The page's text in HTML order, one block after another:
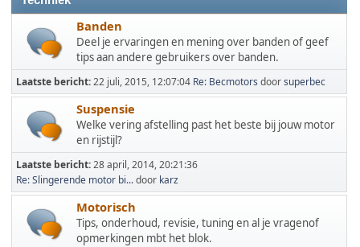
Banden
Deel je ervaringen en mening over banden of geef
tips aan andere gebruikers over banden.
Laatste bericht:22 juli, 2015, 12:07:04 Re: Becmotors doorsuperbec
Suspensie
Welke vering afstelling past het beste bij jouw motor
en rijstijl?
Laatste bericht:28 april, 2014, 20:21:36
Re: Slingerende motor bi...door karz
Motorisch
Tips, onderhoud, revisie, tuning en al je vragenof
opmerkingen mbt het blok.